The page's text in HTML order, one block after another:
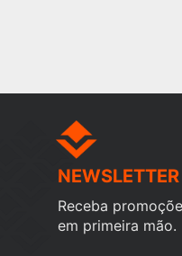
NEWSLETTER
Receba
em primeira mão.